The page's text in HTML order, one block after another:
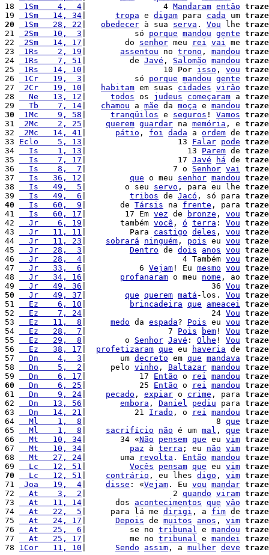
18
1Sm    4,  4 |                4 Mandaram então
19
1Sm   14, 34 tropa e digam para cada um
20
1Sm   28, 22 obedecer à sua serva . Vou lhe
21
2Sm   10,  3 |          só porque mandou gente
22
2Sm   14, 17 |        do senhor meu rei vai me
23
1Rs    2, 19 assentou no trono , mandou
24
1Rs    7, 51 |         de Javé , Salomão mandou
25
1Rs   14, 10 |                10 Por isso , vou
26
1Cr   19,  3 |          só porque mandou gente
27
2Cr   19, 10 habitam em suas cidades virão
28
  Ne   13, 12
todos os judeus começaram a
29
  Tb    7, 14
chamou a mãe da moça e mandou
30
1Mc    9, 58 tranqüilos e seguros ! Vamos
31
2Mc    2, 25 querem guardar na memória , e
32
2Mc   14, 41 pátio , foi dada a ordem de
33 Eclo    5, 13 |                   13 Falar pode
34
  Is    1, 13
|                     13 Parem de
35
  Is    7, 17
|                   17 Javé há de
36
  Is    8,  7
|                  7 o Senhor vai
37
  Is   36, 12
que o meu senhor mandou
38
  Is   49,  5
|        o seu servo , para eu lhe
39
  Is   49,  6
tribos de Jacó , só para
40
  Is   60,  9
|       de Társis na frente , para
41
  Is   60, 17
|        17 Em vez de bronze , vou
42
  Jr    6, 19
|       também você , ó terra : Vou
43
  Jr   11, 11
|         Para castigo deles , vou
44
  Jr   11, 23
sobrará ninguém , pois eu vou
45
  Jr   28,  3
Dentro de dois anos vou
46
  Jr   28,  4
|                    4 Também vou
47
  Jr   33,  6
|           6 Vejam ! Eu mesmo vou
48
  Jr   34, 16
profanaram o meu nome , ao
49
  Jr   49, 36
|                          36 Vou
50
  Jr   49, 37
que querem matá -los. Vou
51
  Ez    6, 10
brincadeira que ameacei
52
  Ez    7, 24
|                          24 Vou
53
  Ez   11,  8
medo da espada? Pois eu vou
54
  Ez   28,  7
|                 7 Pois bem ! Vou
55
  Ez   29,  8
|        o Senhor Javé : Olhe ! Vou
56
  Ez   38, 17
profetizaram que eu haveria de
57
  Dn    4,  3
|       um decreto em que mandava
58
  Dn    5,  2
|     pelo vinho , Baltazar mandou
59
  Dn    6, 17
|           17 Então o rei mandou
60
  Dn    6, 25
|           25 Então o rei mandou
61
  Dn    9, 24
pecado , expiar o crime , para
62
  Dn   13, 56
embora , Daniel pediu para
63
  Dn   14, 21
|          21 Irado , o rei mandou
64
  Ml    1,  8
|                           8 que
65
  Ml    1,  8
sacrifício não é um mal , que
66
  Mt   10, 34
|       34 «Não pensem que eu vim
67
  Mt   10, 34
paz à terra ; eu não vim
68
  Mt   27, 24
|       uma revolta . Então mandou
69
  Lc   12, 51
Vocês pensam que eu vim
70
  Lc   12, 51
contrário , eu lhes digo , vim
71
Joa   19,  4 disse : «Vejam . Eu vou mandar
72
  At    3,  2
|                  2 quando viram
73
  At   11, 14
|      dos acontecimentos que vão
74
  At   22,  5
|     para lá me dirigi , a fim de
75
  At   24, 17
Depois de muitos anos , vim
76
  At   25,  6
|         se no tribunal e mandou
77
  At   25, 17
|         me no tribunal e mandei
78 1Cor   11, 10 Sendo assim , a mulher deve